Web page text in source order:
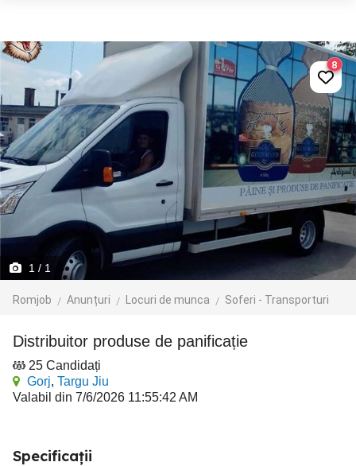
1 / 1
Romjob Anunțuri Locuri de munca Soferi - Transporturi
8
Distribuitor produse de panificație
25 Candidați
Gorj, Targu Jiu
Valabil din 7/6/2026 11:55:42 AM
Specificații